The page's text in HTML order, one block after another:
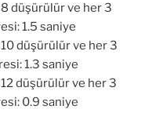
düşürülür ve her 3
1.5 saniye
düşürülür ve her 3
1.3 saniye
düşürülür ve her 3
0.9 saniye